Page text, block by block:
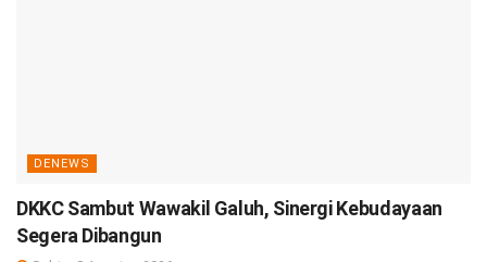
DENEWS
DKKC Sambut Wawakil Galuh, Sinergi Kebudayaan
Segera Dibangun